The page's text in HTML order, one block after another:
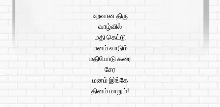
உறவான திரு
வாழ்வில்
மதி கெட்டு
மனம் வாடும்
மதியோடு கரை
சேர
மனம் இங்கே
தினம் மாறும்!